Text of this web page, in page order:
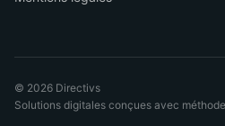
© 2026 Directivs
Solutions digitales conçues avec